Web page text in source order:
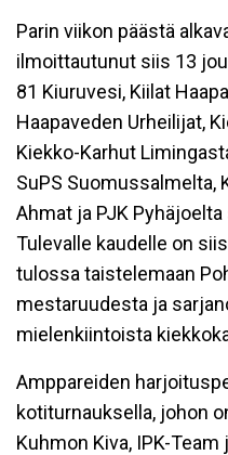
Parin viikon päästä
ilmoittautunut siis 13
81 Kiuruvesi, Kiilat
Haapaveden Urheilijat,
Kiekko-Karhut
SuPS Suomussalmelta,
Ahmat ja PJK Pyhäjoelta
Tulevalle kaudelle on
tulossa taistelemaan
mestaruudesta ja
mielenkiintoista
Amppareiden
kotiturnauksella, johon
Kuhmon Kiva, IPK-Team